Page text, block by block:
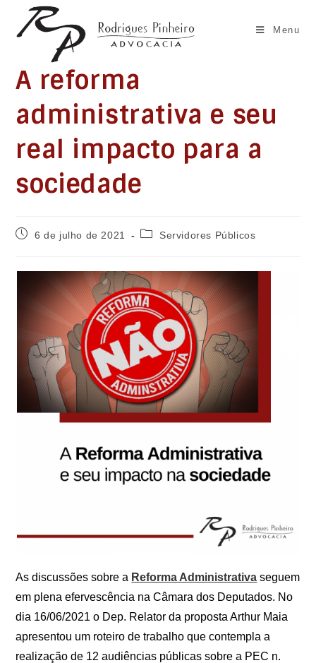
Menu
A reforma
administrativa e seu
real impacto para a
sociedade
Post6 de julho de 2021
Categoria
Servidores Públicos
As discussões sobre a Reforma Administrativa seguem
em plena efervescência na Câmara dos Deputados. No
dia 16/06/2021 o Dep. Relator da proposta Arthur Maia
apresentou um roteiro de trabalho que contempla a
realização de 12 audiências públicas sobre a PEC n.